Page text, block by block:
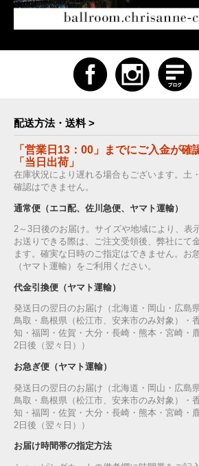
配送方法・送料 >
「営業日13：00」までにご入金が確
「当日出荷」
在庫状況により遅れる場合もございます。土
確認はできません。
通常便（エコ配、佐川急便、ヤマト運輸）
2～3日後のお届け。サイズや地域により、表
お送りできる際は、ご注文受領後、弊社にて
ます。確実な日時のご指定はできません。お
（ヤマト運輸）をご利用ください。
代金引換便（ヤマト運輸）
発送日の翌日のお届け（北海道・岡山・広島
鳥取・島根県（松江市、安来市のみ対象）・
知・福岡・佐賀・大分・長崎・熊本・宮崎・
2日後（翌々日））
お急ぎ便（ヤマト運輸）
発送日の翌日のお届け（北海道・岡山・広島
鳥取・島根県（松江市、安来市のみ対象）・
知・福岡・佐賀・大分・長崎・熊本・宮崎・
2日後（翌々日））
お届け時間帯の指定方法